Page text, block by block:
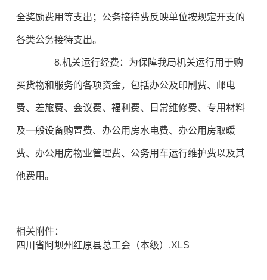
全奖励费用等支出；公务接待费反映单位按规定开支的
各类公务接待支出。
8.机关运行经费：为保障我局机关运行用于购
买货物和服务的各项资金，包括办公及印刷费、邮电
费、差旅费、会议费、福利费、日常维修费、专用材料
及一般设备购置费、办公用房水电费、办公用房取暖
费、办公用房物业管理费、公务用车运行维护费以及其
他费用。
相关附件：
四川省阿坝州红原县总工会（本级）.XLS